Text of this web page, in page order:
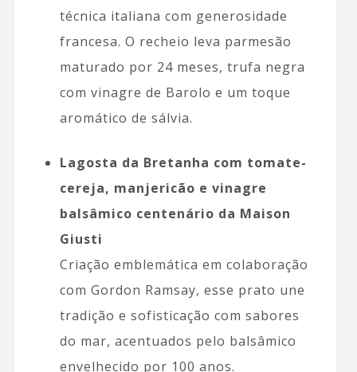
técnica italiana com generosidade
francesa. O recheio leva parmesão
maturado por 24 meses, trufa negra
com vinagre de Barolo e um toque
aromático de sálvia.
Lagosta da Bretanha com tomate-
cereja, manjericão e vinagre
balsâmico centenário da Maison
Giusti
Criação emblemática em colaboração
com Gordon Ramsay, esse prato une
tradição e sofisticação com sabores
do mar, acentuados pelo balsâmico
envelhecido por 100 anos.